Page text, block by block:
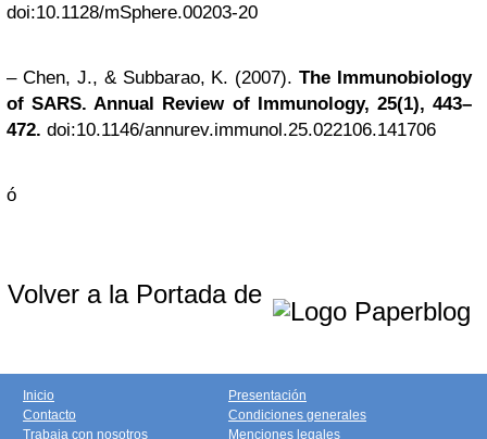
doi:10.1128/mSphere.00203-20
– Chen, J., & Subbarao, K. (2007).The Immunobiology
of SARS. Annual Review of Immunology, 25(1), 443–
472. doi:10.1146/annurev.immunol.25.022106.141706
ó
Volver a la Portada de
Inicio
Contacto
Trabaja con nosotros
Presentación
Condiciones generales
Menciones legales